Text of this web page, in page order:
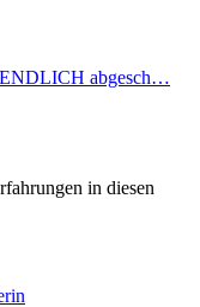
ENDLICH abgesch…
in diesen